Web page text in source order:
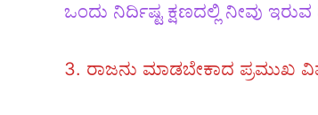
ಒಂದು ನಿರ್ದಿಷ್ಟ ಕ್ಷಣದಲ್ಲಿ ನೀವು ಇರುವ
3. ರಾಜನು ಮಾಡಬೇಕಾದ ಪ್ರಮುಖ